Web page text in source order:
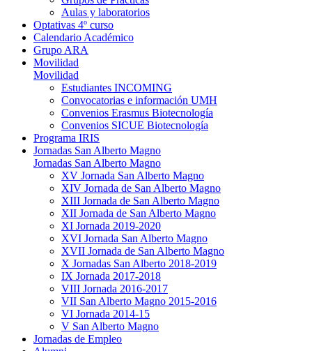
Aulas y laboratorios
Optativas 4º curso
Calendario Académico
Grupo ARA
Movilidad
Movilidad
Estudiantes INCOMING
Convocatorias e información UMH
Convenios Erasmus Biotecnología
Convenios SICUE Biotecnología
Programa IRIS
Jornadas San Alberto Magno
Jornadas San Alberto Magno
XV Jornada San Alberto Magno
XIV Jornada de San Alberto Magno
XIII Jornada de San Alberto Magno
XII Jornada de San Alberto Magno
XI Jornada 2019-2020
XVI Jornada San Alberto Magno
XVII Jornada de San Alberto Magno
X Jornadas San Alberto 2018-2019
IX Jornada 2017-2018
VIII Jornada 2016-2017
VII San Alberto Magno 2015-2016
VI Jornada 2014-15
V San Alberto Magno
Jornadas de Empleo